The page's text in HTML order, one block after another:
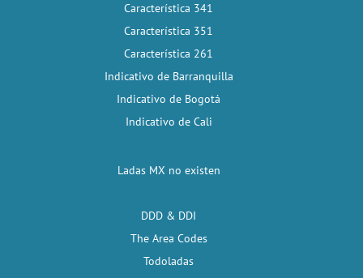
Característica 341
Característica 351
Característica 261
Indicativo de Barranquilla
Indicativo de Bogotá
Indicativo de Cali
Ladas MX no existen
DDD & DDI
The Area Codes
Todoladas